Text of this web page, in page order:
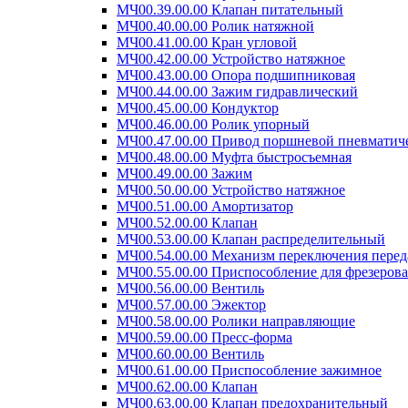
МЧ00.39.00.00 Клапан питательный
МЧ00.40.00.00 Ролик натяжной
МЧ00.41.00.00 Кран угловой
МЧ00.42.00.00 Устройство натяжное
МЧ00.43.00.00 Опора подшипниковая
МЧ00.44.00.00 Зажим гидравлический
МЧ00.45.00.00 Кондуктор
МЧ00.46.00.00 Ролик упорный
МЧ00.47.00.00 Привод поршневой
МЧ00.48.00.00 Муфта быстросъемная
МЧ00.49.00.00 Зажим
МЧ00.50.00.00 Устройство натяжное
МЧ00.51.00.00 Амортизатор
МЧ00.52.00.00 Клапан
МЧ00.53.00.00 Клапан распределительный
МЧ00.54.00.00 Механизм переключения
МЧ00.55.00.00 Приспособление для
МЧ00.56.00.00 Вентиль
МЧ00.57.00.00 Эжектор
МЧ00.58.00.00 Ролики направляющие
МЧ00.59.00.00 Пресс-форма
МЧ00.60.00.00 Вентиль
МЧ00.61.00.00 Приспособление зажимное
МЧ00.62.00.00 Клапан
МЧ00.63.00.00 Клапан предохранительный